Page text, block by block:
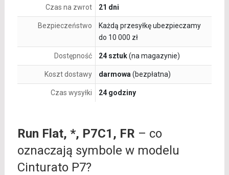
Czas na zwrot 21 dni
Bezpieczeństwo
Każdą przesyłkę ubezpieczamy
do 10 000 zł
Dostępność 24 sztuk(na magazynie)
Koszt dostawy darmowa (bezpłatna)
Czas wysyłki 24 godziny
Run Flat, *, P7C1, FR – co
oznaczają symbole w modelu
Cinturato P7?